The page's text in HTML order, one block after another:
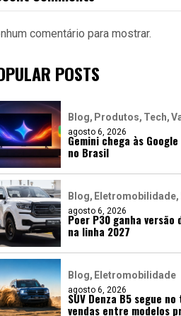
comentário para mostrar.
POSTS
Blog Produtos Tech
agosto 6, 2026
Gemini chega às Google
no Brasil
Blog Eletromobilidade
agosto 6, 2026
Poer P30 ganha versão
na linha 2027
Blog Eletromobilidade
agosto 6, 2026
SUV Denza B5 segue
vendas entre modelos